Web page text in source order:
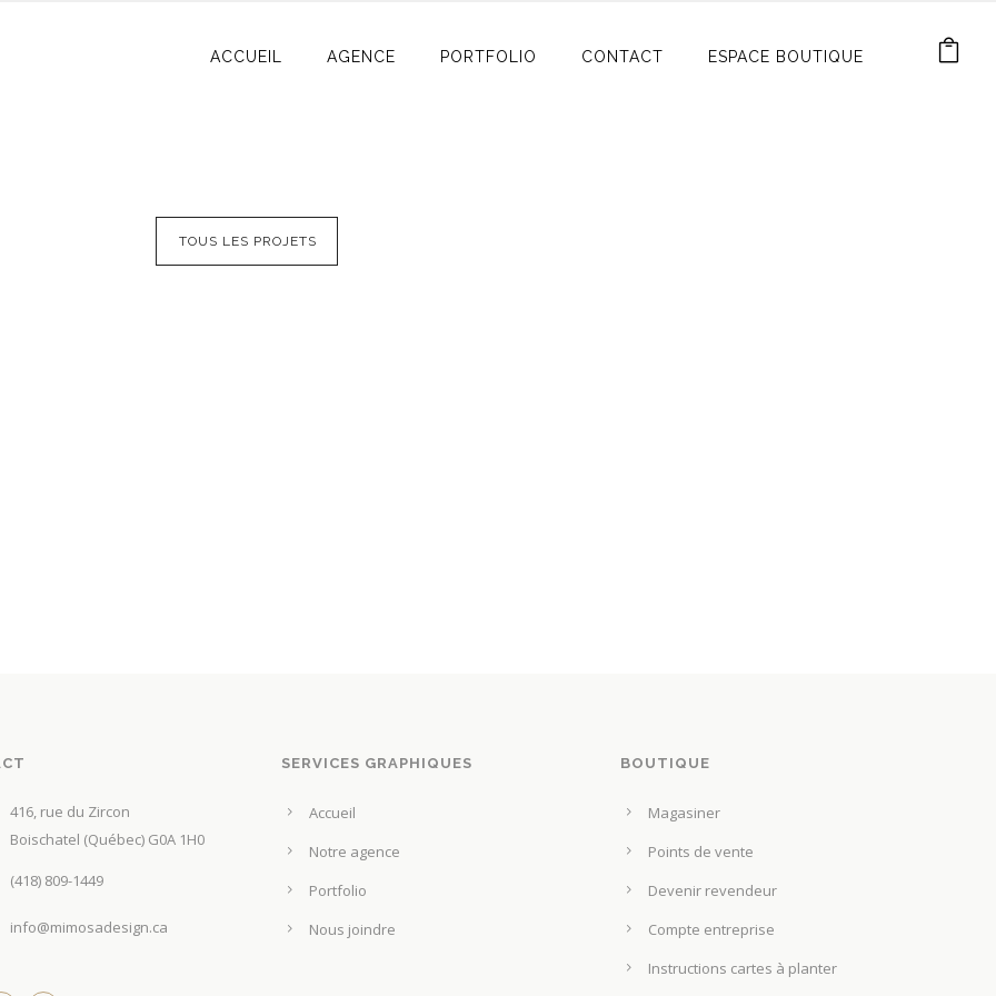
ACCUEIL AGENCE PORTFOLIO CONTACT ESPACE BOUTIQUE
TOUS LES PROJETS
416, rue du Zircon
Boischatel (Québec) G0A 1H0
(418) 809-1449
info@mimosadesign.ca
SERVICES GRAPHIQUES
Accueil
Notre agence
Portfolio
Nous joindre
BOUTIQUE
Magasiner
Points de vente
Devenir revendeur
Compte entreprise
Instructions cartes à planter